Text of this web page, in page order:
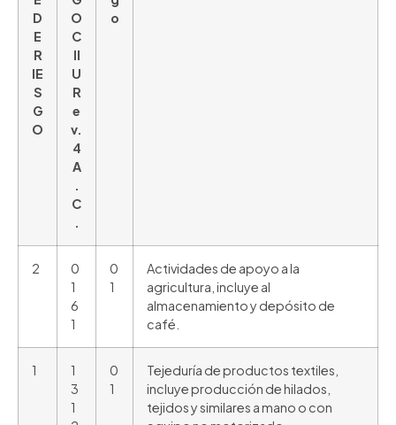
D
E
R
IE
S
G
O
O
C
II
U
R
e
v.
4
A
.
C
.
o
2
0
1
6
1
0
1
Actividades de apoyo a la
agricultura, incluye al
almacenamiento y depósito de
café.
1
1
3
1
0
1
Tejeduría de productos textiles,
incluye producción de hilados,
tejidos y similares a mano o con